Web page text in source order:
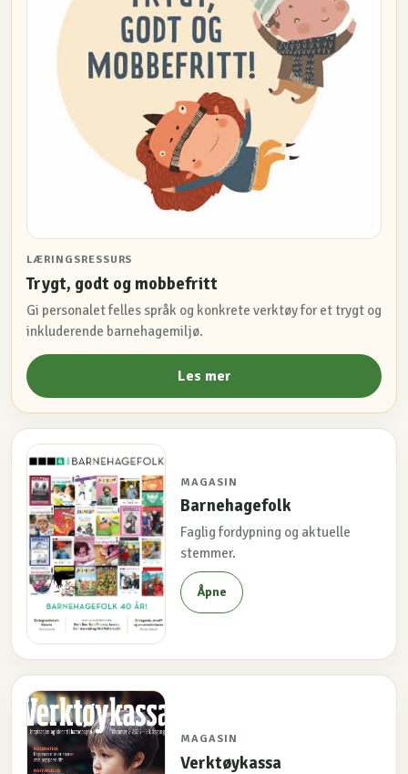
LÆRINGSRESSURS
Trygt, godt og mobbefritt
Gi personalet felles språk og konkrete verktøy for et trygt og
inkluderende barnehagemiljø.
Les mer
MAGASIN
Barnehagefolk
Faglig fordypning og aktuelle
stemmer.
Åpne
MAGASIN
Verktøykassa